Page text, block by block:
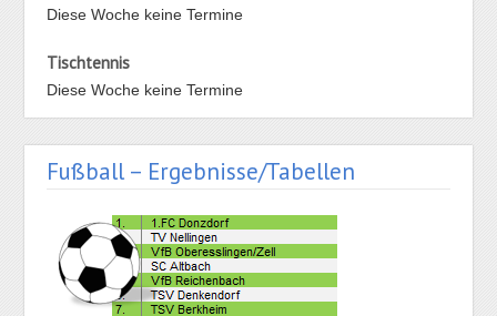
Diese Woche keine Termine
Tischtennis
Diese Woche keine Termine
Fußball – Ergebnisse/Tabellen